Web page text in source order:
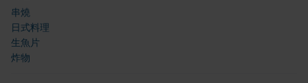
串燒
日式料理
生魚片
炸物